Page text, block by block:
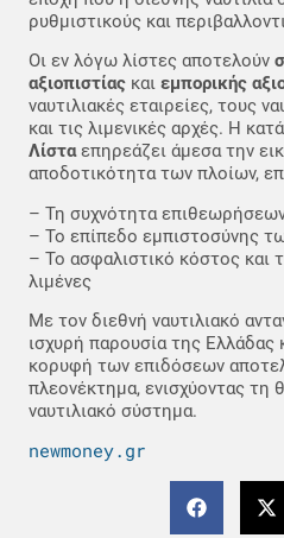
ρυθμιστικούς και
Οι εν λόγω λίστες αποτελούν
αξιοπιστίας και εμπορικής
ναυτιλιακές εταιρείες, τους
και τις λιμενικές αρχές. Η
Λίσταεπηρεάζει άμεσα την
αποδοτικότητα των πλοίων,
– Τη συχνότητα
– Το επίπεδο εμπιστοσύνης
– Το ασφαλιστικό κόστος και
λιμένες
Με τον διεθνή ναυτιλιακό
ισχυρή παρουσία της
κορυφή των επιδόσεων
πλεονέκτημα, ενισχύοντας τη
ναυτιλιακό σύστημα.
newmoney.gr